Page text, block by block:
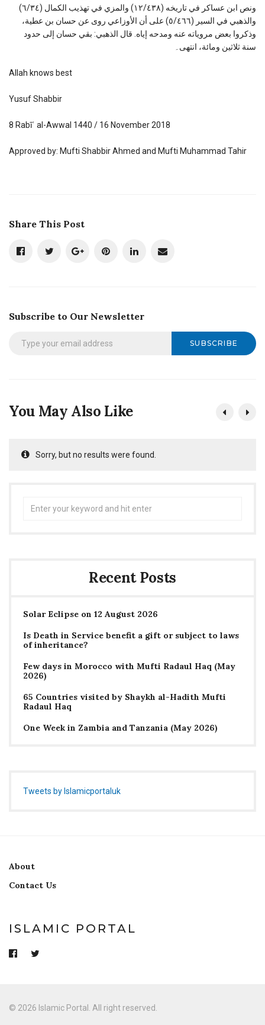
ونص ابن عساكر في تاريخه (١٢/٤٣٨) والمزي في تهذيب الكمال (٦/٣٤)
والذهبي في السير (٥/٤٦٦) على أن الأوزاعي روى عن حسان بن عطية،
وذكروا بعض مروياته عنه ومدحه إياه. قال الذهبي: بقي حسان إلى حدود
سنة ثلاثين ومائة، انتهى۔
Allah knows best
Yusuf Shabbir
8 Rabīʿ al-Awwal 1440 / 16 November 2018
Approved by: Mufti Shabbir Ahmed and Mufti Muhammad Tahir
Share This Post
Subscribe to Our Newsletter
SUBSCRIBE
You May Also Like
Sorry, but no results were found.
Recent Posts
Solar Eclipse on 12 August 2026
Is Death in Service benefit a gift or subject to laws
of inheritance?
Few days in Morocco with Mufti Radaul Haq (May
2026)
65 Countries visited by Shaykh al-Hadith Mufti
Radaul Haq
One Week in Zambia and Tanzania (May 2026)
Tweets by Islamicportaluk
About
Contact Us
ISLAMIC PORTAL
© 2026 Islamic Portal. All right reserved.